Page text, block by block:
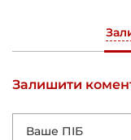
Залишити